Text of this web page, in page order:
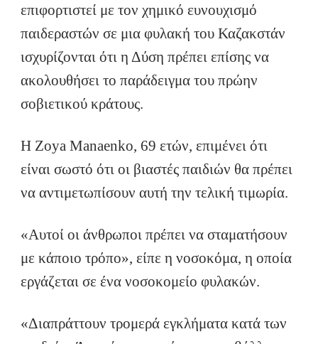
επιφορτιστεί με τον χημικό ευνουχισμό
παιδεραστών σε μια φυλακή του Καζακστάν
ισχυρίζονται ότι η Δύση πρέπει επίσης να
ακολουθήσει το παράδειγμα του πρώην
σοβιετικού κράτους.
Η Zoya Manaenko, 69 ετών, επιμένει ότι
είναι σωστό ότι οι βιαστές παιδιών θα πρέπει
να αντιμετωπίσουν αυτή την τελική τιμωρία.
«Αυτοί οι άνθρωποι πρέπει να σταματήσουν
με κάποιο τρόπο», είπε η νοσοκόμα, η οποία
εργάζεται σε ένα νοσοκομείο φυλακών.
«Διαπράττουν τρομερά εγκλήματα κατά των